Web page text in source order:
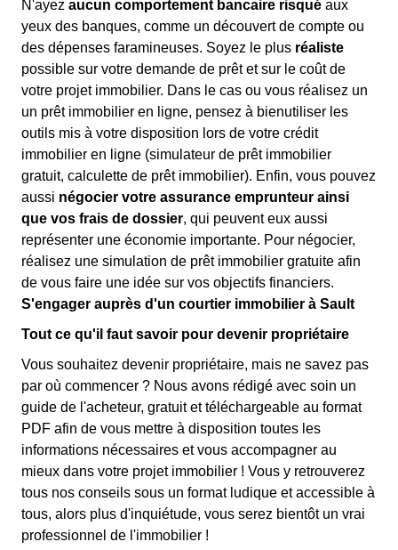
N'ayez aucun comportement bancaire risqué aux
yeux des banques, comme un découvert de compte ou
des dépenses faramineuses. Soyez le plus réaliste
possible sur votre demande de prêt et sur le coût de
votre projet immobilier. Dans le cas ou vous réalisez un
un prêt immobilier en ligne, pensez à bienutiliser les
outils mis à votre disposition lors de votre crédit
immobilier en ligne (simulateur de prêt immobilier
gratuit, calculette de prêt immobilier). Enfin, vous pouvez
aussi négocier votre assurance emprunteur ainsi
que vos frais de dossier, qui peuvent eux aussi
représenter une économie importante. Pour négocier,
réalisez une simulation de prêt immobilier gratuite afin
de vous faire une idée sur vos objectifs financiers.
S'engager auprès d'un courtier immobilier à Sault
Tout ce qu'il faut savoir pour devenir propriétaire
Vous souhaitez devenir propriétaire, mais ne savez pas
par où commencer ? Nous avons rédigé avec soin un
guide de l'acheteur, gratuit et téléchargeable au format
PDF afin de vous mettre à disposition toutes les
informations nécessaires et vous accompagner au
mieux dans votre projet immobilier ! Vous y retrouverez
tous nos conseils sous un format ludique et accessible à
tous, alors plus d'inquiétude, vous serez bientôt un vrai
professionnel de l'immobilier !